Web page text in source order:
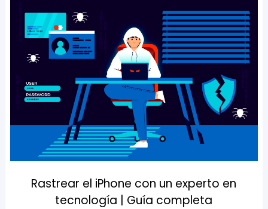
Rastrear el iPhone con un experto en
tecnología | Guía completa